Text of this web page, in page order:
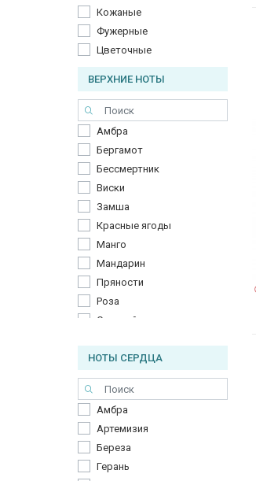
Кожаные
Фужерные
Цветочные
ВЕРХНИЕ НОТЫ
Амбра
Бергамот
Бессмертник
Виски
Замша
Красные ягоды
Манго
Мандарин
Пряности
Роза
Сладкий апельсин
Цветочные ноты
Яблоко
НОТЫ СЕРДЦА
Амбра
Артемизия
Береза
Герань